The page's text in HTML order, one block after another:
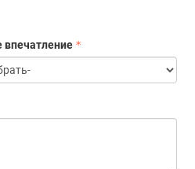
ИТ-инфраструктуры и